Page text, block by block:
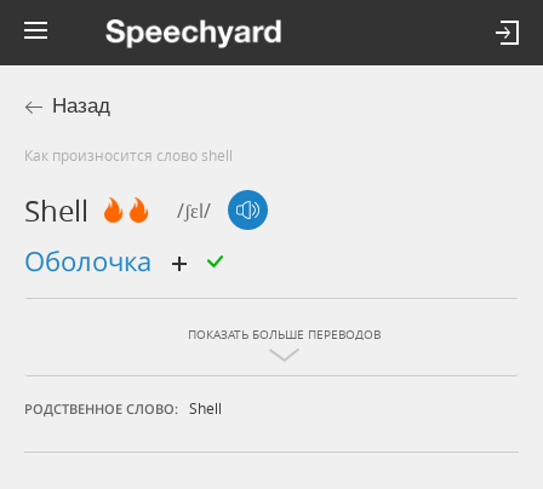
Назад
Как произносится слово shell
Shell /ʃɛl/
оболочка
ПОКАЗАТЬ БОЛЬШЕ ПЕРЕВОДОВ
РОДСТВЕННОЕ СЛОВО: Shell